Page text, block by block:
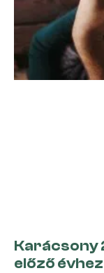
Karácsony
előző